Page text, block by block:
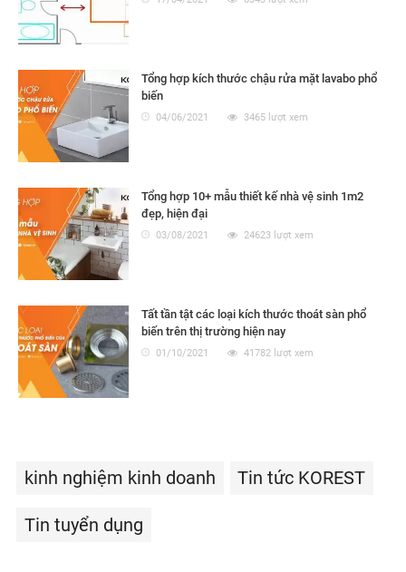
Tổng hợp kích thước chậu rửa mặt lavabo phổ
biến
04/06/2021 3465 lượt xem
Tổng hợp 10+ mẫu thiết kế nhà vệ sinh 1m2
đẹp, hiện đại
03/08/2021 24623 lượt xem
Tất tần tật các loại kích thước thoát sàn phổ
biến trên thị trường hiện nay
01/10/2021 41782 lượt xem
kinh nghiệm kinh doanh Tin tức KOREST
Tin tuyển dụng